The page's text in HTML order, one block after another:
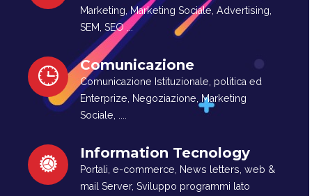
Marketing, Marketing Sociale, Advertising,
SEM, SEO ...
Comunicazione
Comunicazione Istituzionale, politica ed
Enterprize, Negoziazione, Marketing
Sociale, ....
Information Tecnology
Portali, e-commerce, News letters, web &
mail Server, Sviluppo programmi lato